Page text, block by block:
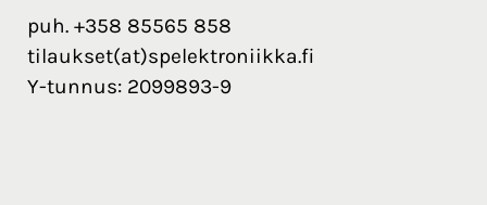
puh. +358 85565 858
tilaukset(at)spelektroniikka.fi
Y-tunnus: 2099893-9